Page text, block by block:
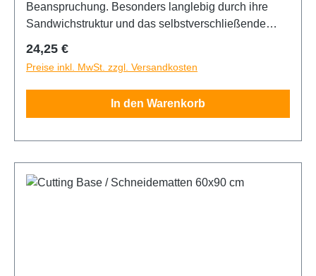
Beanspruchung. Besonders langlebig durch ihre
Sandwichstruktur und das selbstverschließende
beschichtet und mit 10/50mm Skalenaufdruck auf
der Schneidefläche versehen. Eine Seite grün,
andere schwarz. 60x45cm
Regulärer Preis:
24,25 €
Preise inkl. MwSt. zzgl. Versandkosten
In den Warenkorb